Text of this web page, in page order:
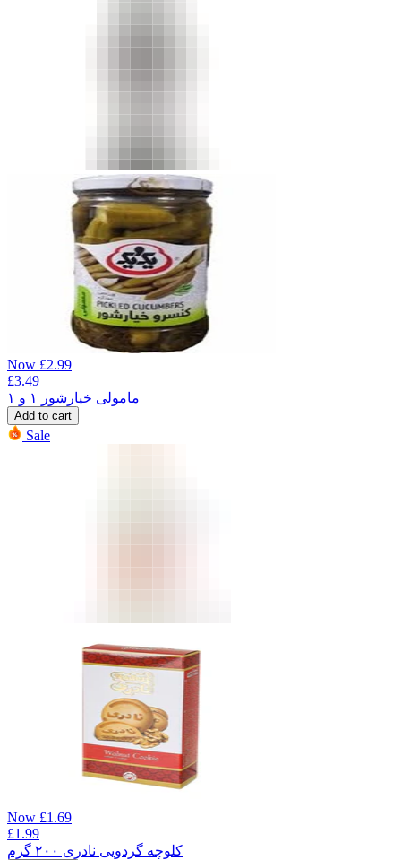
Now £2.99
£3.49
مامولی خیارشور ۱ و ۱
Add to cart
Sale
Now £1.69
£1.99
کلوچه گردویی نادری ۲۰۰ گرم